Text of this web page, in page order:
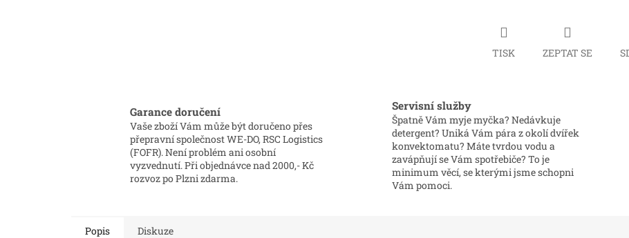
TISK ZEPTAT SE
Garance doručení
Vaše zboží Vám může být doručeno přes
přepravní společnost WE-DO, RSC Logistics
(FOFR). Není problém ani osobní
vyzvednutí. Při objednávce nad 2000,- Kč
rozvoz po Plzni zdarma.
Servisní služby
Špatně Vám myje myčka? Nedávkuje
detergent? Uniká Vám pára z okolí dvířek
konvektomatu? Máte tvrdou vodu a
zavápňují se Vám spotřebiče? To je
minimum věcí, se kterými jsme schopni
Vám pomoci.
Popis Diskuze